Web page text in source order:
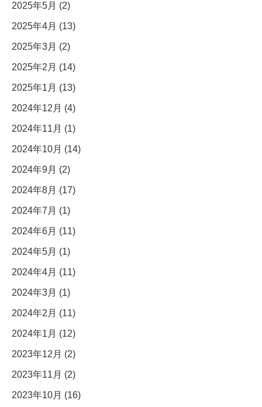
2025年5月 (2)
2025年4月 (13)
2025年3月 (2)
2025年2月 (14)
2025年1月 (13)
2024年12月 (4)
2024年11月 (1)
2024年10月 (14)
2024年9月 (2)
2024年8月 (17)
2024年7月 (1)
2024年6月 (11)
2024年5月 (1)
2024年4月 (11)
2024年3月 (1)
2024年2月 (11)
2024年1月 (12)
2023年12月 (2)
2023年11月 (2)
2023年10月 (16)